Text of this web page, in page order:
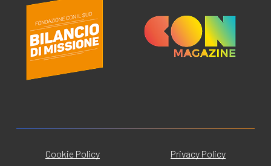
Cookie Policy Privacy Policy